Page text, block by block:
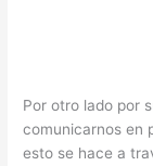
Por otro lado por
comunicarnos en
esto se hace a